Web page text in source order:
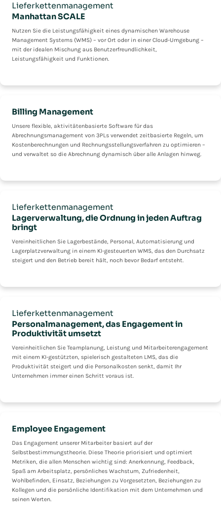
Lieferkettenmanagement
Manhattan SCALE
Nutzen Sie die Leistungsfähigkeit eines dynamischen Warehouse
Management Systems (WMS) – vor Ort oder in einer Cloud-Umgebung –
mit der idealen Mischung aus Benutzerfreundlichkeit,
Leistungsfähigkeit und Funktionen.
Billing Management
Unsere flexible, aktivitätenbasierte Software für das
Abrechnungsmanagement von 3PLs verwendet zeitbasierte Regeln, um
Kostenberechnungen und Rechnungsstellungsverfahren zu optimieren –
und verwaltet so die Abrechnung dynamisch über alle Anlagen hinweg.
Lieferkettenmanagement
Lagerverwaltung, die Ordnung in jeden Auftrag
bringt
Vereinheitlichen Sie Lagerbestände, Personal, Automatisierung und
Lagerplatzverwaltung in einem KI-gesteuerten WMS, das den Durchsatz
steigert und den Betrieb bereit hält, noch bevor Bedarf entsteht.
Lieferkettenmanagement
Personalmanagement, das Engagement in
Produktivität umsetzt
Vereinheitlichen Sie Teamplanung, Leistung und Mitarbeiterengagement
mit einem KI-gestützten, spielerisch gestalteten LMS, das die
Produktivität steigert und die Personalkosten senkt, damit Ihr
Unternehmen immer einen Schritt voraus ist.
Employee Engagement
Das Engagement unserer Mitarbeiter basiert auf der
Selbstbestimmungstheorie. Diese Theorie priorisiert und optimiert
Metriken, die allen Menschen wichtig sind: Anerkennung, Feedback,
Spaß am Arbeitsplatz, persönliches Wachstum, Zufriedenheit,
Wohlbefinden, Einsatz, Beziehungen zu Vorgesetzten, Beziehungen zu
Kollegen und die persönliche Identifikation mit dem Unternehmen und
seinen Werten.